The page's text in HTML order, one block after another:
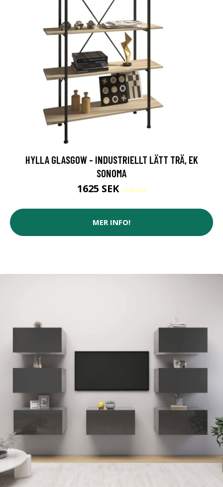
HYLLA GLASGOW - INDUSTRIELLT LÄTT TRÄ, EK
SONOMA
1625 SEK1745 SEK
MER INFO!